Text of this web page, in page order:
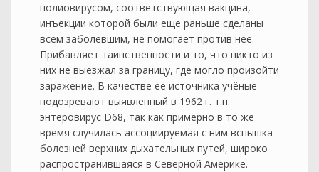
полиовирусом, соответствующая вакцина,
инъекции которой были ещё раньше сделаны
всем заболевшим, не помогает против неё.
Прибавляет таинственности и то, что никто из
них не выезжал за границу, где могло произойти
заражение. В качестве её источника учёные
подозревают выявленный в 1962 г. т.н.
энтеровирус D68, так как примерно в то же
время случилась ассоциируемая с ним вспышка
болезней верхних дыхательных путей, широко
распространившаяся в Северной Америке.